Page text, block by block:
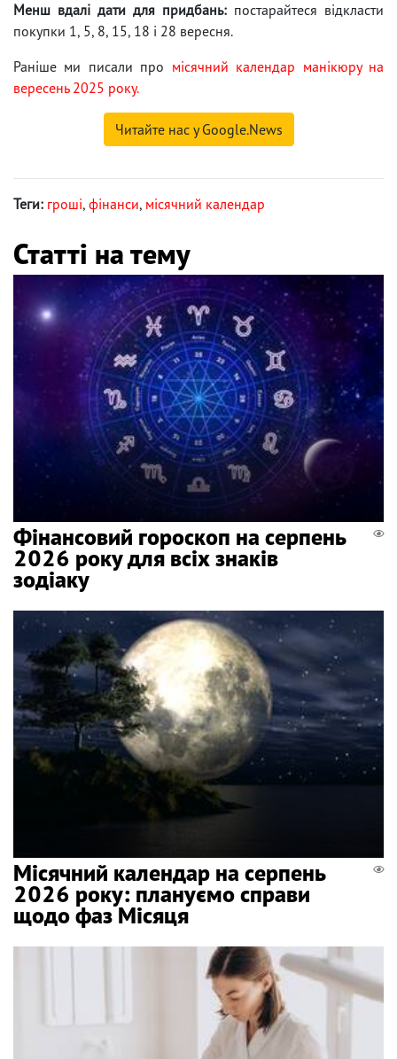
Менш вдалі дати для придбань: постарайтеся відкласти
покупки 1, 5, 8, 15, 18 і 28 вересня.
Раніше ми писали про місячний календар манікюру на
вересень 2025 року.
Читайте нас у Google.News
Теги: гроші, фінанси, місячний календар
Статті на тему
Фінансовий гороскоп на серпень
2026 року для всіх знаків
зодіаку
Місячний календар на серпень
2026 року: плануємо справи
щодо фаз Місяця